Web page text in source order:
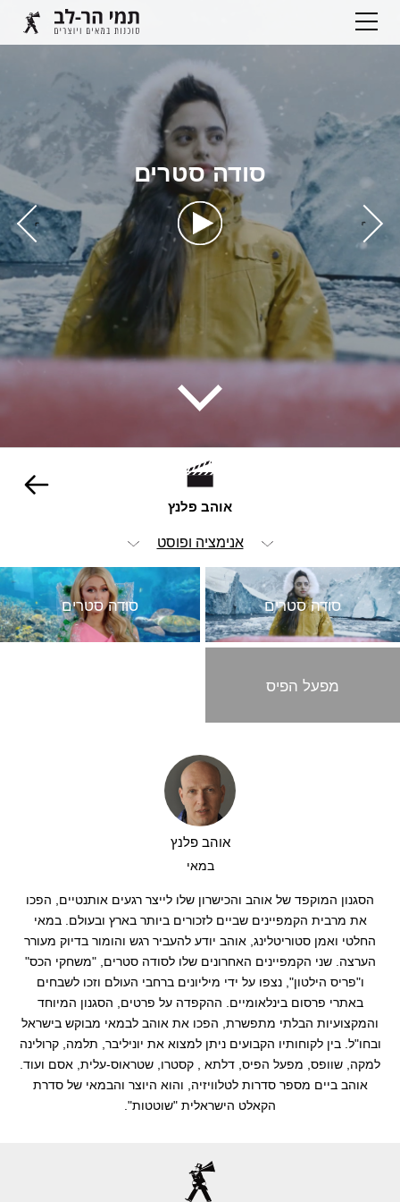
סודה סטרים
‹
›
אוהב פלנץ
אנימציה ופוסט
הכל
ויז'ואל
אופנה וביוטי
ילדים
מזון ומשקאות
מכוניות
סטוריטלינג
קליפים
סודה סטרים סודה סטרים
מפעל הפיס
אוהב פלנץ
במאי
הסגנון המוקפד של אוהב והכישרון שלו לייצר רגעים אותנטיים, הפכו
את מרבית הקמפיינים שביים לזכורים ביותר בארץ ובעולם. במאי
החלטי ואמן סטוריטלינג, אוהב יודע להעביר רגש והומור בדיוק מעורר
הערצה. שני הקמפיינים האחרונים שלו לסודה סטרים, "משחקי הכס"
ו"פריס הילטון", נצפו על ידי מיליונים ברחבי העולם וזכו לשבחים
באתרי פרסום בינלאומיים. ההקפדה על פרטים, הסגנון המיוחד
והמקצועיות הבלתי מתפשרת, הפכו את אוהב לבמאי מבוקש בישראל
ובחו"ל. בין לקוחותיו הקבועים ניתן למצוא את יוניליבר, תלמה, קרולינה
למקה, שוופס, מפעל הפיס, דלתא , קסטרו, שטראוס-עלית, אסם ועוד.
אוהב ביים מספר סדרות לטלוויזיה, והוא היוצר והבמאי של סדרת
הקאלט הישראלית "שוטטות".